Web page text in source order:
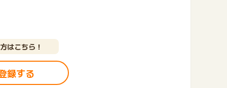
はこちら！
録する